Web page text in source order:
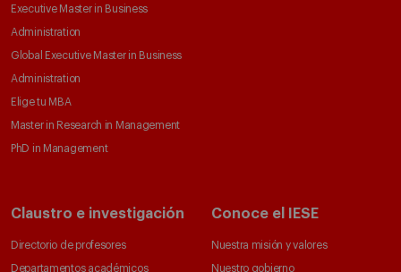
Executive Master in Business
Administration
Global Executive Master in Business
Administration
Elige tu MBA
Master in Research in Management
PhD in Management
Claustro e investigación
Directorio de profesores
Departamentos académicos
Conoce el IESE
Nuestra misión y valores
Nuestro gobierno